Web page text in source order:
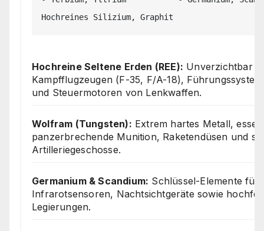
Hochreine Seltene Erden (REE): Unverzichtbar
Kampfflugzeugen (F-35, F/A-18),
und Steuermotoren von Lenkwaffen.
Wolfram (Tungsten): Extrem hartes Metall,
panzerbrechende Munition, Raketendüsen und
Artilleriegeschosse.
Germanium & Scandium: Schlüssel-Elemente für
Infrarotsensoren, Nachtsichtgeräte sowie
Legierungen.